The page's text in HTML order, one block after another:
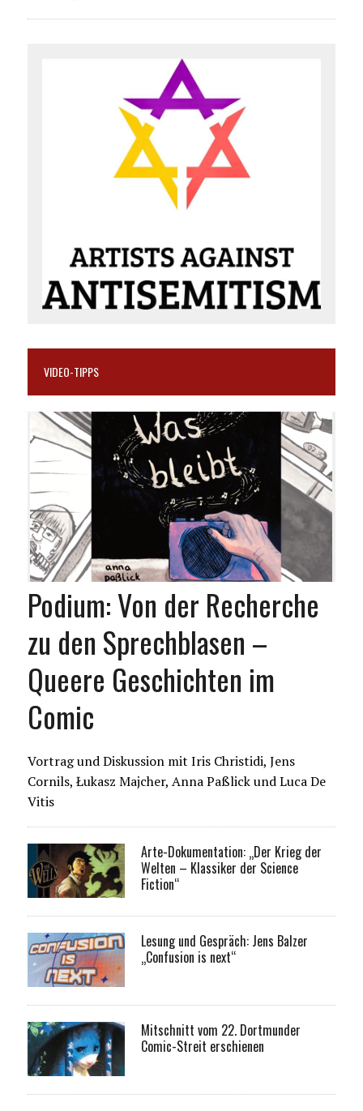
VIDEO-TIPPS
Podium: Von der Recherche
zu den Sprechblasen –
Queere Geschichten im
Comic
Vortrag und Diskussion mit Iris Christidi, Jens
Cornils, Łukasz Majcher, Anna Paßlick und Luca De
Vitis
Arte-Dokumentation: „Der Krieg der
Welten – Klassiker der Science
Fiction“
Lesung und Gespräch: Jens Balzer
„Confusion is next“
Mitschnitt vom 22. Dortmunder
Comic-Streit erschienen